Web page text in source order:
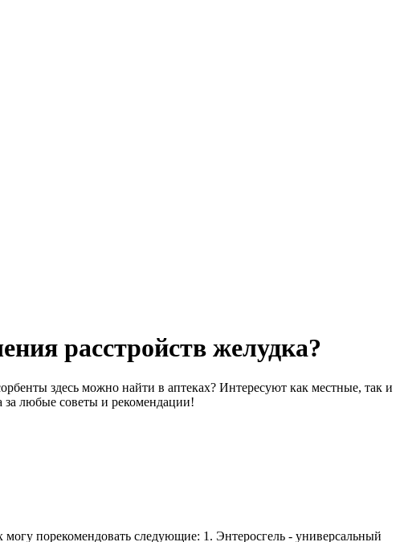
расстройств желудка?
здесь можно найти в аптеках? Интересуют как местные, так и
за любые советы и рекомендации!
порекомендовать следующие: 1. Энтеросгель - универсальный